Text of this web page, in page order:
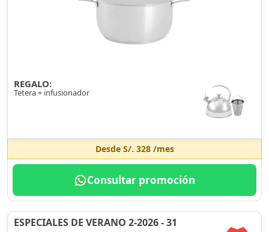
REGALO:
Tetera + infusionador
Desde S/. 328/mes
Consultar promoción
ESPECIALES DE VERANO 2-2026 - 31